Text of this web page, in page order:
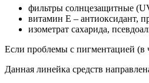
фильтры солнцезащитные
витамин Е – антиоксидант,
изометрат сахарида,
Если проблемы с пигментацией (в
Данная линейка средств